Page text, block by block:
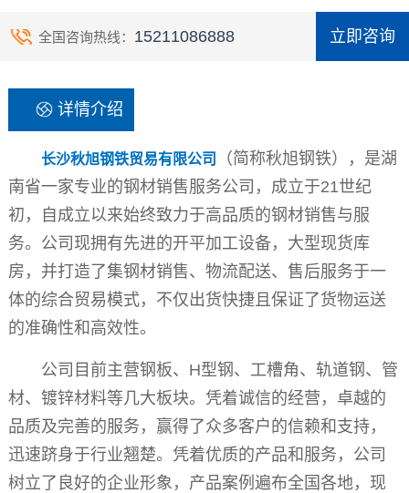
全国咨询热线： 15211086888 立即咨询
详情介绍
长沙秋旭钢铁贸易有限公司
（简称秋旭钢铁），是湖
南省一家专业的钢材销售服务公司，成立于21世纪
初，自成立以来始终致力于高品质的钢材销售与服
务。公司现拥有先进的开平加工设备，大型现货库
房，并打造了集钢材销售、物流配送、售后服务于一
体的综合贸易模式，不仅出货快捷且保证了货物运送
的准确性和高效性。
公司目前主营钢板、H型钢、工槽角、轨道钢、管
材、镀锌材料等几大板块。凭着诚信的经营，卓越的
品质及完善的服务，赢得了众多客户的信赖和支持，
迅速跻身于行业翘楚。凭着优质的产品和服务，公司
树立了良好的企业形象，产品案例遍布全国各地，现